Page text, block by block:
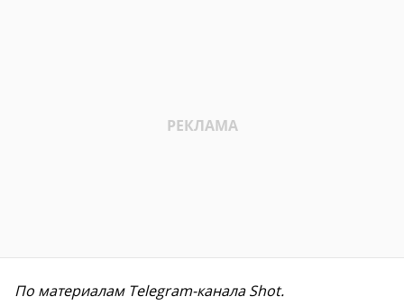
По материалам Telegram-канала Shot.